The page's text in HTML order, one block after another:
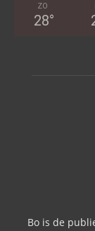
ZO
28°
Bo is de